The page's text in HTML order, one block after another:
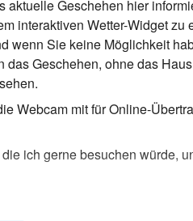
aktuelle Geschehen hier
interaktiven Wetter-Widget zu
wenn Sie keine Möglichkeit
Geschehen, ohne das
Webcam mit für Online-
ich gerne besuchen würde,